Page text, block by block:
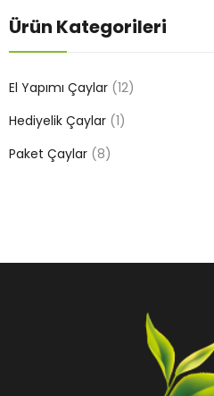
Ürün Kategorileri
El Yapımı Çaylar (12)
Hediyelik Çaylar (1)
Paket Çaylar (8)